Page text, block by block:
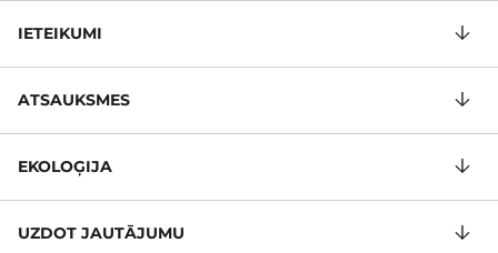
IETEIKUMI
ATSAUKSMES
EKOLOĢIJA
UZDOT JAUTĀJUMU